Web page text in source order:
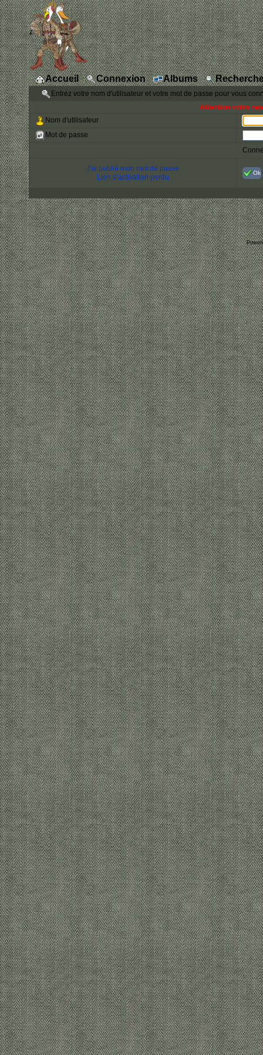
Accueil Connexion Albums
Entrez votre nom d'utilisateur et votre mot de passe pour vous
Attention votre
Nom d'utilisateur
Mot de passe
J'ai oublié mon mot de passe
Lien d'activation perdu
Ok